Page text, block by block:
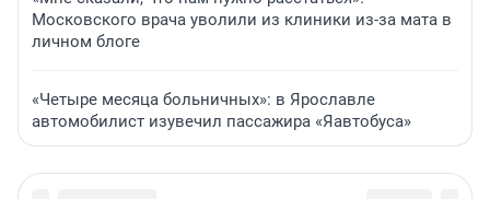
Московского врача уволили из клиники из-за мата в
личном блоге
«Четыре месяца больничных»: в Ярославле
автомобилист изувечил пассажира «Яавтобуса»